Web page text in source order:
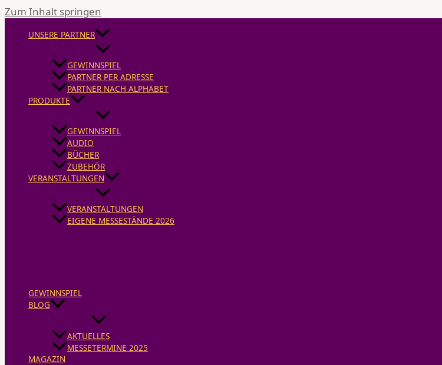
Zum Inhalt springen
UNSERE PARTNER
GEWINNSPIEL
PARTNER PER ADRESSE
PARTNER NACH ALPHABET
PRODUKTE
GEWINNSPIEL
AUDIO
BÜCHER
ZUBEHÖR
VERANSTALTUNGEN
VERANSTALTUNGEN
EIGENE MESSESTÄNDE 2026
GEWINNSPIEL
BLOG
AKTUELLES
MESSETERMINE 2025
MAGAZIN